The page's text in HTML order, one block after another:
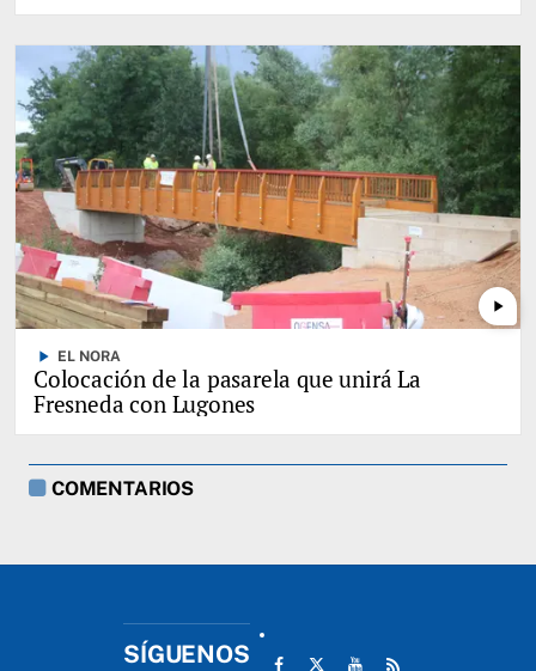
play_arrow
play_arrow EL NORA
Colocación de la pasarela que unirá La
Fresneda con Lugones
COMENTARIOS
SÍGUENOS